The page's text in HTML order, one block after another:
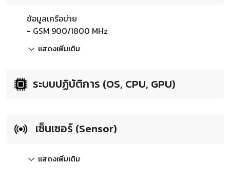
ข้อมูลเครือข่าย
- GSM 900/1800 MHz
แสดงเพิ่มเติม
ระบบปฏิบัติการ (OS, CPU, GPU)
เซ็นเซอร์ (Sensor)
แสดงเพิ่มเติม